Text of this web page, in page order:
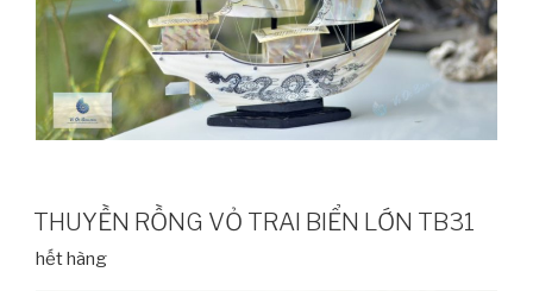
THUYỀN RỒNG VỎ TRAI BIỂN LỚN TB31
hết hàng